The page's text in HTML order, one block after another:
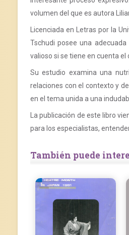
volumen del que es autora
Licenciada en Letras por la
Tschudi posee una
valioso si se tiene en cuenta
Su estudio examina una
relaciones con el contexto y
en el tema unida a una
La publicación de este libro
para los especialistas,
También puede